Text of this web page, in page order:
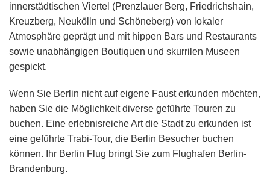
innerstädtischen Viertel (Prenzlauer Berg, Friedrichshain,
Kreuzberg, Neukölln und Schöneberg) von lokaler
Atmosphäre geprägt und mit hippen Bars und Restaurants
sowie unabhängigen Boutiquen und skurrilen Museen
gespickt.
Wenn Sie Berlin nicht auf eigene Faust erkunden möchten,
haben Sie die Möglichkeit diverse geführte Touren zu
buchen. Eine erlebnisreiche Art die Stadt zu erkunden ist
eine geführte Trabi-Tour, die Berlin Besucher buchen
können. Ihr Berlin Flug bringt Sie zum Flughafen Berlin-
Brandenburg.